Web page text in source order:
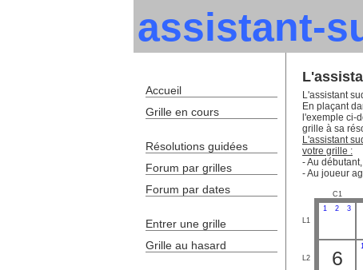
assistant-
L'assistant
En plaçant
l'exemple ci-
grille à sa
L'assistant
votre grille :
- Au
- Au joueur
C1
L1
1 2 3
L2 6
Accueil
Grille en cours
Résolutions guidées
Forum par grilles
Forum par dates
Entrer une grille
Grille au hasard